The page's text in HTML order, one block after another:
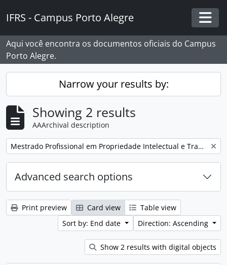
IFRS - Campus Porto Alegre
Aqui você encontra os documentos oficiais do Campus
Porto Alegre.
Narrow your results by:
Showing 2 results
AAArchival description
Remove filter: Mestrado Profissional em Propriedade Intelectual e Transferência de Tecnologia para Inovação (PROFNIT).
Advanced search options
Print preview Card view
Table view
Sort by: End date
Direction: Ascending
Show 2 results with digital objects